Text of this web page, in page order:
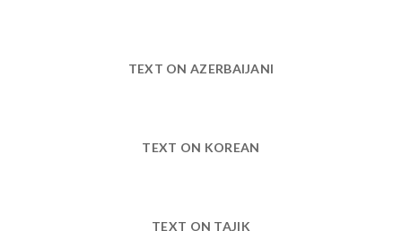
TEXT ON AZERBAIJANI
TEXT ON KOREAN
TEXT ON TAJIK